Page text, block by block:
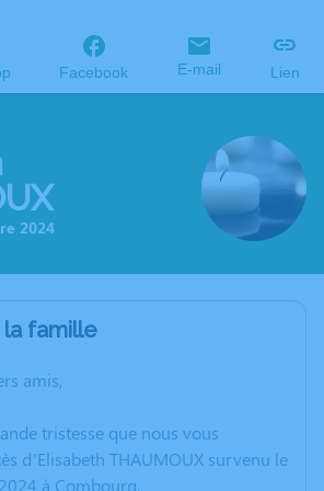
Facebook E-mail Lien
2024
famille
amis,
tristesse que nous vous
d’Elisabeth THAUMOUX survenu le
à Combourg.